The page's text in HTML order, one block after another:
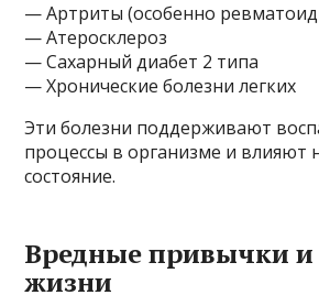
— Артриты (особенно
— Атеросклероз
— Сахарный диабет 2 типа
— Хронические болезни легких
Эти болезни поддерживают
процессы в организме и влияют
состояние.
Вредные привычки и
жизни